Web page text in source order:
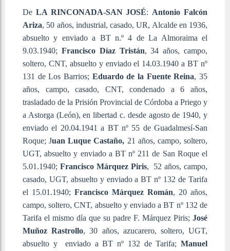
De LA RINCONADA-SAN JOSÉ: AntonioFalcón
Ariza, 50 años, industrial, casado, UR, Alcalde en 1936,
absuelto y enviado a BT n.º 4 de La Almoraima el
9.03.1940; Francisco Díaz Tristán, 34 años, campo,
soltero, CNT, absuelto y enviado el 14.03.1940 a BT nº
131 de Los Barrios; Eduardo de la Fuente Reina, 35
años, campo, casado, CNT, condenado a 6 años,
trasladado de la Prisión Provincial de Córdoba a Priego y
a Astorga (León), en libertad c. desde agosto de 1940, y
enviado el 20.04.1941 a BT nº 55 de Guadalmesí-San
Roque; Juan Luque Castaño, 21 años, campo, soltero,
UGT, absuelto y enviado a BT nº 211 de San Roque el
5.01.1940; Francisco Márquez Piris, 52 años, campo,
casado, UGT, absuelto y enviado a BT nº 132 de Tarifa
el 15.01.1940; Francisco Márquez Román, 20 años,
campo, soltero, CNT, absuelto y enviado a BT nº 132 de
Tarifa el mismo día que su padre F. Márquez Piris; José
Muñoz Rastrollo, 30 años, azucarero, soltero, UGT,
absuelto y enviado a BT nº 132 de Tarifa; Manuel